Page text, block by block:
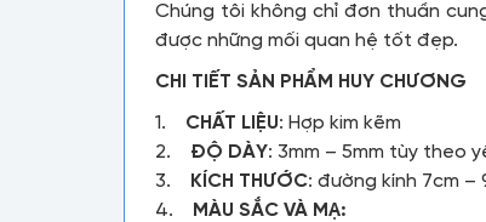
Chúng tôi không chỉ đơn thuần
được những mối quan hệ tốt đẹp.
CHI TIẾT SẢN PHẨM HUY CHƯƠNG
1. CHẤT LIỆU: Hợp kim kẽm
2. ĐỘ DÀY: 3mm – 5mm tùy theo
3.
KÍCH THƯỚC: đường kính 7cm
4.
MÀU SẮC VÀ MẠ: